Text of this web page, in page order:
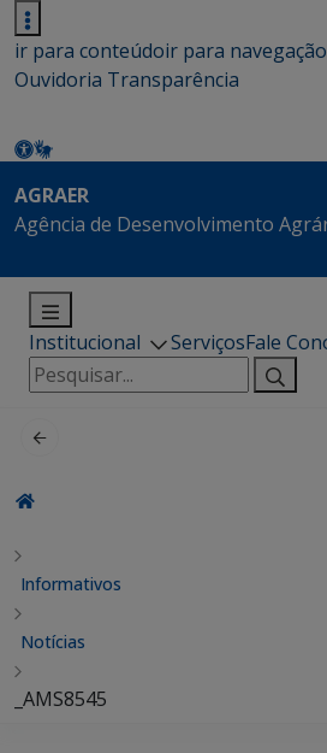
ir para conteúdoir para navegação
Ouvidoria Transparência
AGRAER
Agência de Desenvolvimento
Institucional ServiçosFale
Pesquisar
por:
Informativos
Notícias
_AMS8545